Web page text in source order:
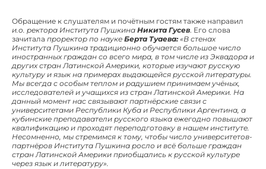
Обращение к слушателям и почётным гостям также направил
и.о. ректора Института Пушкина Никита Гусев. Его слова
зачитала проректор по науке Берта Туаева: «В стенах
Института Пушкина традиционно обучается большое число
иностранных граждан со всего мира, в том числе из Эквадора и
других стран Латинской Америки, которые изучают русскую
культуру и язык на примерах выдающейся русской литературы.
Мы всегда с особым теплом и радушием принимаем учёных,
исследователей и учащихся из стран Латинской Америки. На
данный момент нас связывают партнёрские связи с
университетами Республики Куба и Республики Аргентина, а
кубинские преподаватели русского языка ежегодно повышают
квалификацию и проходят переподготовку в нашем институте.
Несомненно, мы стремимся к тому, чтобы число университетов-
партнёров Института Пушкина росло и всё больше граждан
стран Латинской Америки приобщались к русской культуре
через язык и литературу».